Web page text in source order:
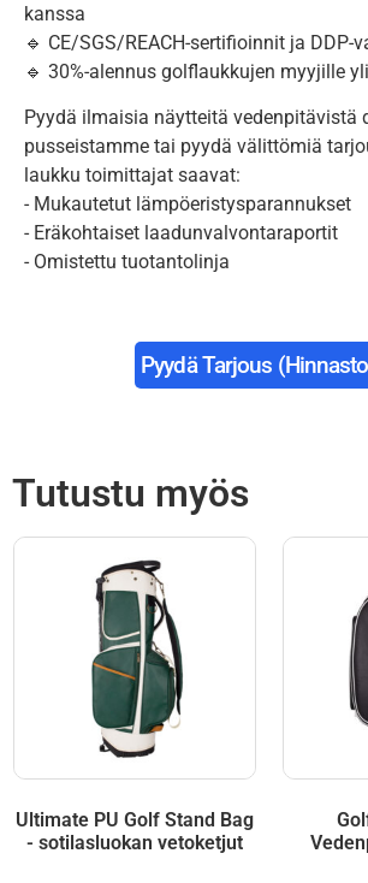
kanssa
🔹 CE/SGS/REACH-sertifioinnit ja DDP-
🔹 30%-alennus golflaukkujen myyjille
Pyydä ilmaisia näytteitä vedenpitävistä
pusseistamme tai pyydä välittömiä
laukku toimittajat saavat:
- Mukautetut lämpöeristysparannukset
- Eräkohtaiset laadunvalvontaraportit
- Omistettu tuotantolinja
Pyydä Tarjous
Tutustu myös
Ultimate PU Golf Stand Bag
- sotilasluokan vetoketjut